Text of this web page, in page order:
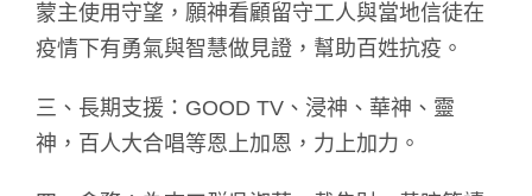
蒙主使用守望，願神看顧留守工人與當地信徒在
疫情下有勇氣與智慧做見證，幫助百姓抗疫。
三、長期支援：GOOD TV、浸神、華神、靈
神，百人大合唱等恩上加恩，力上加力。